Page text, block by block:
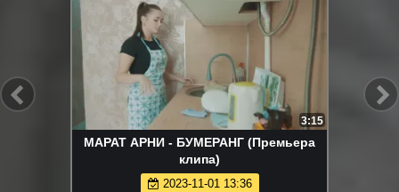
3:15
МАРАТ АРНИ - БУМЕРАНГ (Премьера
клипа)
2023-11-01 13:36